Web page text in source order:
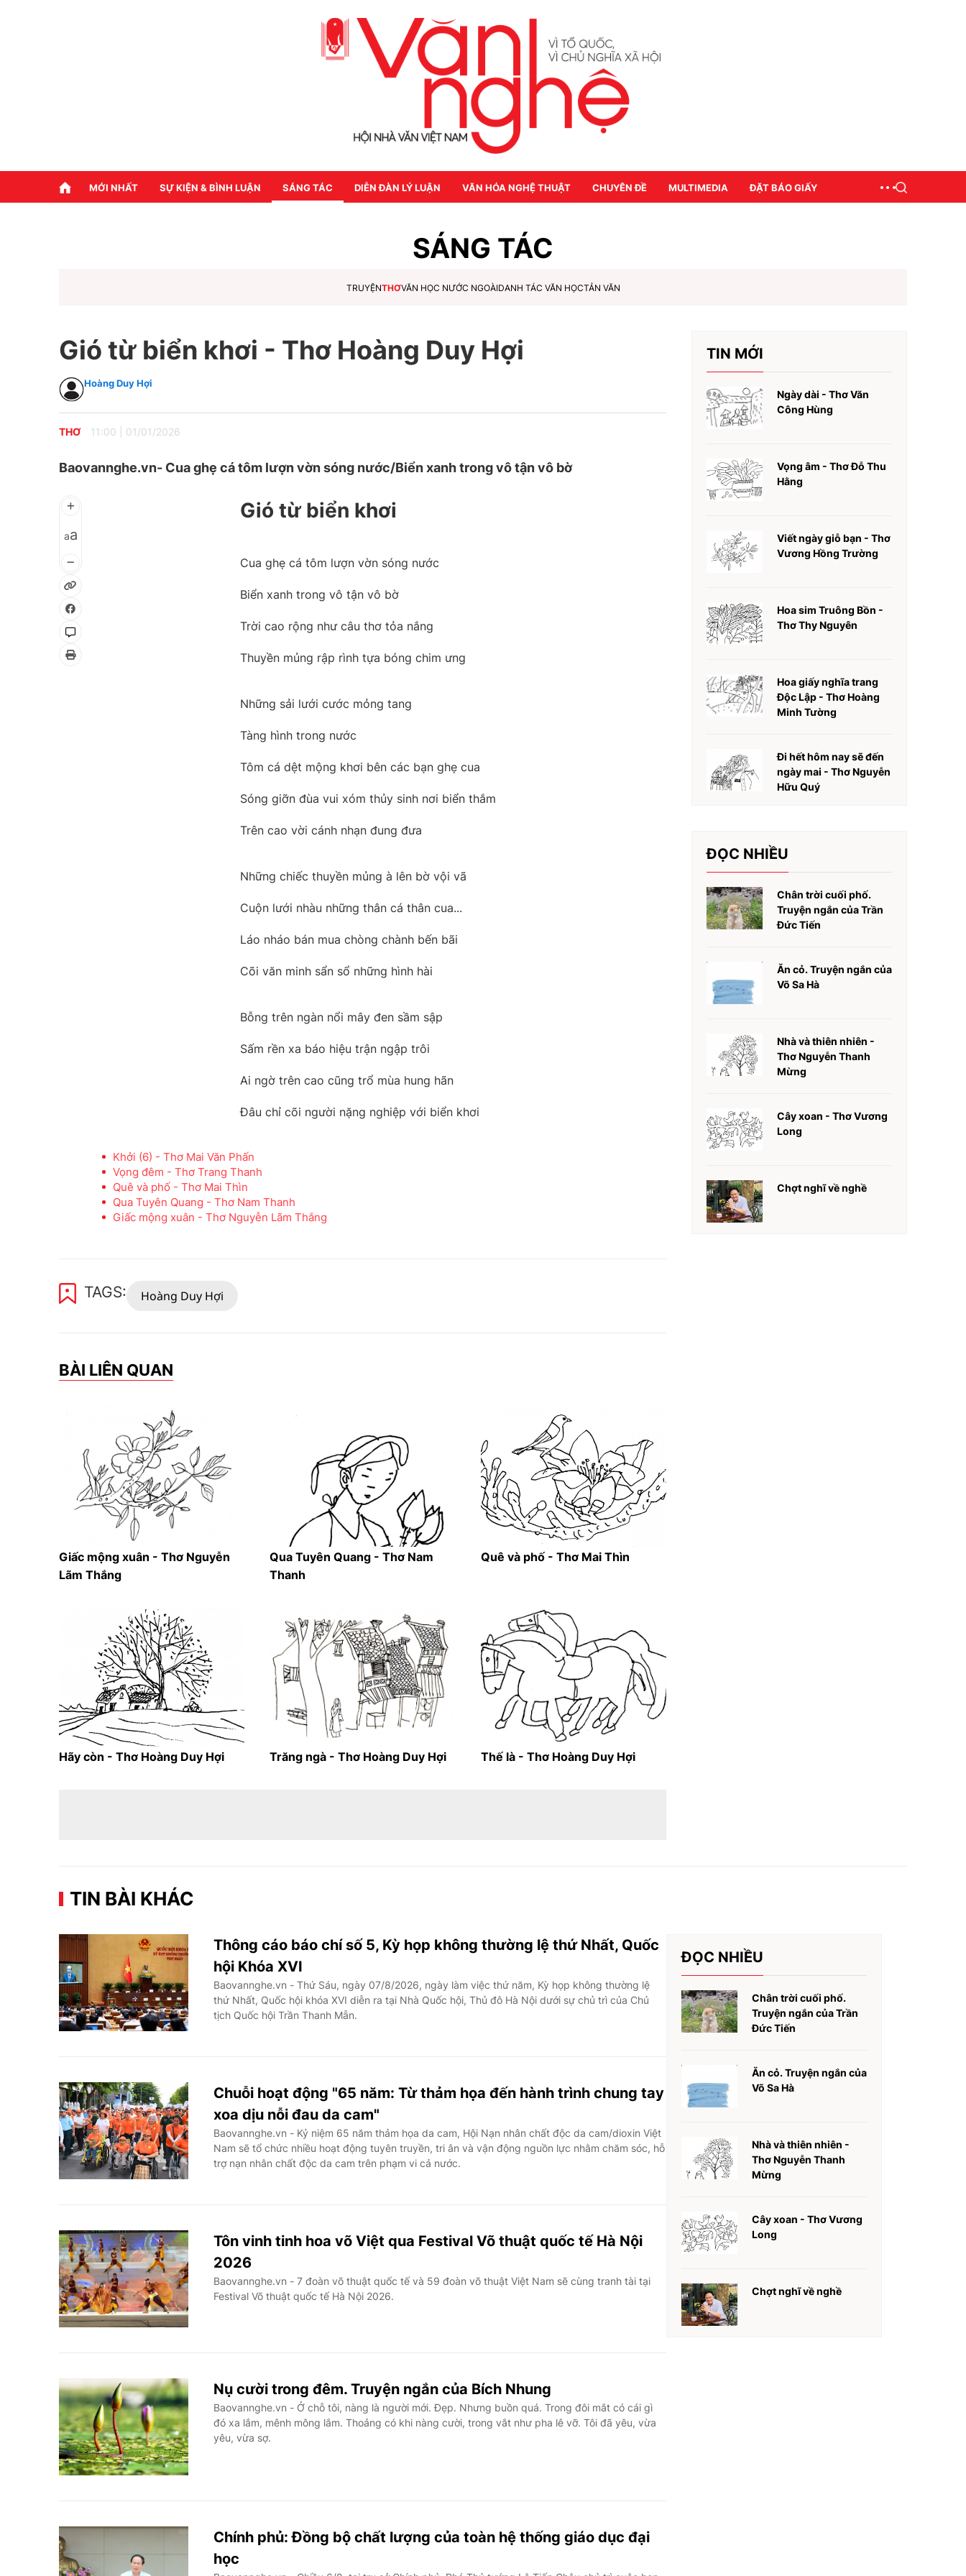
MỚI NHẤT SỰ KIỆN & BÌNH LUẬN SÁNG TÁC DIỄN ĐÀN LÝ LUẬN VĂN HÓA NGHỆ THUẬT CHUYÊN ĐỀ MULTIMEDIA ĐẶT BÁO GIẤY
SÁNG TÁC
TRUYỆNTHƠVĂN HỌC NƯỚC NGOÀIDANH TÁC VĂN HỌCTẢN VĂN
Gió từ biển khơi - Thơ Hoàng Duy Hợi
Hoàng Duy Hợi
THƠ 11:00 01/01/2026
Baovannghe.vn- Cua ghẹ cá tôm lượn vờn sóng nước/Biển xanh trong vô tận vô bờ
aa
Gió từ biển khơi
Cua ghẹ cá tôm lượn vờn sóng nước
Biển xanh trong vô tận vô bờ
Trời cao rộng như câu thơ tỏa nắng
Thuyền mủng rập rình tựa bóng chim ưng
Những sải lưới cước mỏng tang
Tàng hình trong nước
Tôm cá dệt mộng khơi bên các bạn ghẹ cua
Sóng giỡn đùa vui xóm thủy sinh nơi biển thắm
Trên cao vời cánh nhạn đung đưa
Những chiếc thuyền mủng à lên bờ vội vã
Cuộn lưới nhàu những thân cá thân cua...
Láo nháo bán mua chòng chành bến bãi
Cõi văn minh sẩn sổ những hình hài
Bỗng trên ngàn nổi mây đen sầm sập
Sấm rền xa báo hiệu trận ngập trôi
Ai ngờ trên cao cũng trổ mùa hung hãn
Đâu chỉ cõi người nặng nghiệp với biển khơi
Khởi (6) - Thơ Mai Văn Phấn
Vọng đêm - Thơ Trang Thanh
Quê và phố - Thơ Mai Thìn
Qua Tuyên Quang - Thơ Nam Thanh
Giấc mộng xuân - Thơ Nguyễn Lãm Thắng
TAGS: Hoàng Duy Hợi
BÀI LIÊN QUAN
Giấc mộng xuân - Thơ Nguyễn
Lãm Thắng
Qua Tuyên Quang - Thơ Nam
Thanh
Quê và phố - Thơ Mai Thìn
Hãy còn - Thơ Hoàng Duy Hợi Trăng ngà - Thơ Hoàng Duy Hợi Thế là - Thơ Hoàng Duy Hợi
TIN MỚI
Ngày dài - Thơ Văn
Công Hùng
Vọng âm - Thơ Đỗ Thu
Hằng
Viết ngày giỗ bạn - Thơ
Vương Hồng Trường
Hoa sim Truông Bồn -
Thơ Thy Nguyên
Hoa giấy nghĩa trang
Độc Lập - Thơ Hoàng
Minh Tường
Đi hết hôm nay sẽ đến
ngày mai - Thơ Nguyễn
Hữu Quý
ĐỌC NHIỀU
Chân trời cuối phố.
Truyện ngắn của Trần
Đức Tiến
Ăn cỏ. Truyện ngắn của
Võ Sa Hà
Nhà và thiên nhiên -
Thơ Nguyễn Thanh
Mừng
Cây xoan - Thơ Vương
Long
Chợt nghĩ về nghề
TIN BÀI KHÁC
Thông cáo báo chí số 5, Kỳ họp không thường lệ thứ Nhất, Quốc
hội Khóa XVI
Baovannghe.vn - Thứ Sáu, ngày 07/8/2026, ngày làm việc thứ năm, Kỳ họp không thường lệ
thứ Nhất, Quốc hội khóa XVI diễn ra tại Nhà Quốc hội, Thủ đô Hà Nội dưới sự chủ trì của Chủ
tịch Quốc hội Trần Thanh Mẫn.
Chuỗi hoạt động "65 năm: Từ thảm họa đến hành trình chung tay
xoa dịu nỗi đau da cam"
Baovannghe.vn - Kỷ niệm 65 năm thảm họa da cam, Hội Nạn nhân chất độc da cam/dioxin Việt
Nam sẽ tổ chức nhiều hoạt động tuyên truyền, tri ân và vận động nguồn lực nhằm chăm sóc, hỗ
trợ nạn nhân chất độc da cam trên phạm vi cả nước.
Tôn vinh tinh hoa võ Việt qua Festival Võ thuật quốc tế Hà Nội
2026
Baovannghe.vn - 7 đoàn võ thuật quốc tế và 59 đoàn võ thuật Việt Nam sẽ cùng tranh tài tại
Festival Võ thuật quốc tế Hà Nội 2026.
Nụ cười trong đêm. Truyện ngắn của Bích Nhung
Baovannghe.vn - Ở chỗ tôi, nàng là người mới. Đẹp. Nhưng buồn quá. Trong đôi mắt có cái gì
đó xa lắm, mênh mông lắm. Thoảng có khi nàng cười, trong vắt như pha lê vỡ. Tôi đã yêu, vừa
yêu, vừa sợ.
Chính phủ: Đồng bộ chất lượng của toàn hệ thống giáo dục đại
học
ĐỌC NHIỀU
Chân trời cuối phố.
Truyện ngắn của Trần
Đức Tiến
Ăn cỏ. Truyện ngắn của
Võ Sa Hà
Nhà và thiên nhiên -
Thơ Nguyễn Thanh
Mừng
Cây xoan - Thơ Vương
Long
Chợt nghĩ về nghề